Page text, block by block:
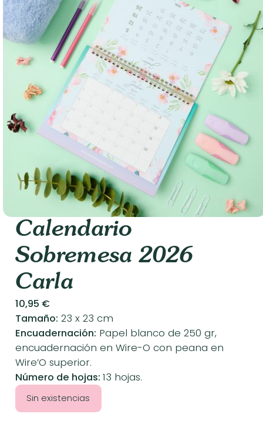
Calendario
Sobremesa 2026
Carla
10,95 €
Tamaño: 23 x 23 cm
Encuadernación: Papel blanco de 250 gr,
encuadernación en Wire-O con peana en
Wire’O superior.
Número de hojas:13 hojas.
Sin existencias